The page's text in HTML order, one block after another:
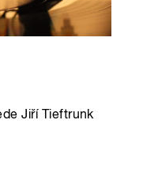
Jiří Tieftrunk